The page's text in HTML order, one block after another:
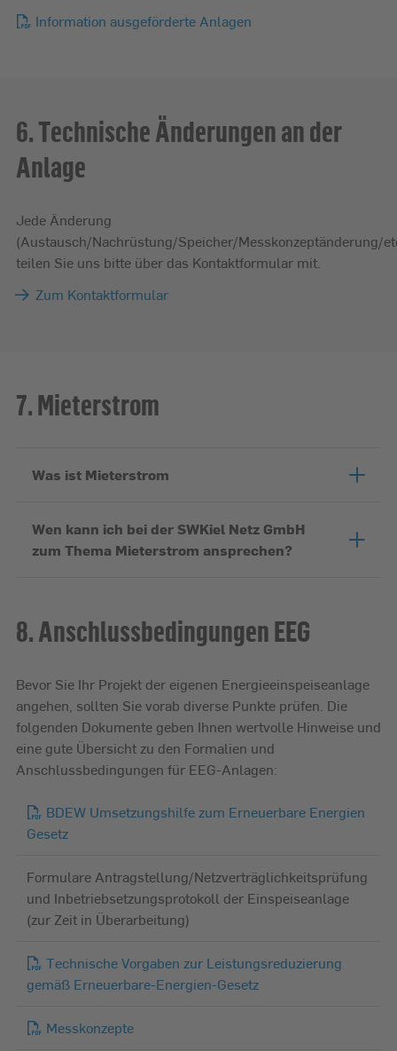
Information ausgeförderte Anlagen
6. Technische Änderungen an der
Anlage
Jede Änderung
(Austausch/Nachrüstung/Speicher/Messkonzeptänderung/
teilen Sie uns bitte über das Kontaktformular mit.
Zum Kontaktformular
7. Mieterstrom
Was ist Mieterstrom
Wen kann ich bei der SWKiel Netz GmbH
zum Thema Mieterstrom ansprechen?
8. Anschlussbedingungen EEG
Bevor Sie Ihr Projekt der eigenen Energieeinspeiseanlage
angehen, sollten Sie vorab diverse Punkte prüfen. Die
folgenden Dokumente geben Ihnen wertvolle Hinweise und
eine gute Übersicht zu den Formalien und
Anschlussbedingungen für EEG-Anlagen:
BDEW Umsetzungshilfe zum Erneuerbare Energien
Gesetz
Formulare Antragstellung/Netzverträglichkeitsprüfung
und Inbetriebsetzungsprotokoll der Einspeiseanlage
(zur Zeit in Überarbeitung)
Technische Vorgaben zur Leistungsreduzierung
gemäß Erneuerbare-Energien-Gesetz
Messkonzepte